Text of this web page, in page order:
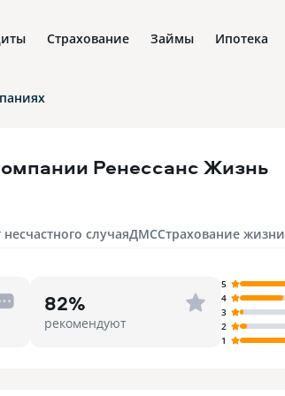
Страхование Займы Ипотека
Ренессанс Жизнь
случаяДМССтрахование жизни
82%
рекомендуют
5
4
3
2
1